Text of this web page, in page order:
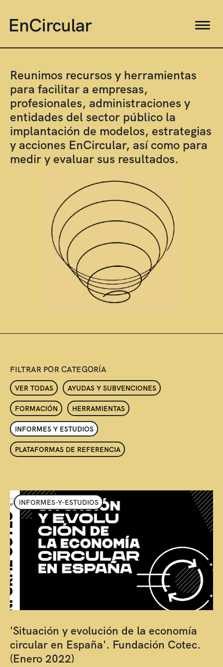
Reunimos recursos y herramientas
para facilitar a empresas,
profesionales, administraciones y
entidades del sector público la
implantación de modelos, estrategias
y acciones EnCircular, así como para
medir y evaluar sus resultados.
FILTRAR POR CATEGORÍA
VER TODAS AYUDAS Y SUBVENCIONES
FORMACIÓN HERRAMIENTAS
INFORMES Y ESTUDIOS
PLATAFORMAS DE REFERENCIA
INFORMES-Y-ESTUDIOS
'Situación y evolución de la economía
circular en España'. Fundación Cotec.
(Enero 2022)